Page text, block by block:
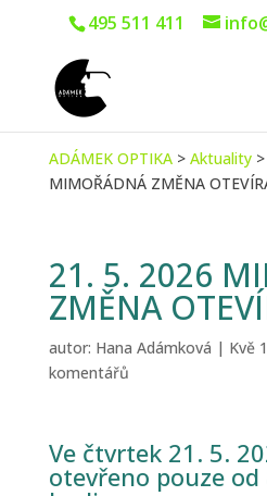
495 511 411
ADÁMEK OPTIKA> Aktuality>
MIMOŘÁDNÁ ZMĚNA
21. 5. 2026
ZMĚNA
autor: Hana Adámková | Kvě
komentářů
Ve čtvrtek 21. 5.
otevřeno pouze